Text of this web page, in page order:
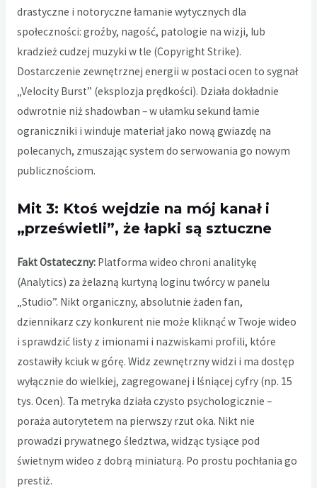
drastyczne i notoryczne łamanie wytycznych dla
społeczności: groźby, nagość, patologie na wizji, lub
kradzież cudzej muzyki w tle (Copyright Strike).
Dostarczenie zewnętrznej energii w postaci ocen to sygnał
„Velocity Burst” (eksplozja prędkości). Działa dokładnie
odwrotnie niż shadowban – w ułamku sekund łamie
ograniczniki i winduje materiał jako nową gwiazdę na
polecanych, zmuszając system do serwowania go nowym
publicznościom.
Mit 3: Ktoś wejdzie na mój kanał i
„prześwietli”, że łapki są sztuczne
Fakt Ostateczny:Platforma wideo chroni analitykę
(Analytics) za żelazną kurtyną loginu twórcy w panelu
„Studio”. Nikt organiczny, absolutnie żaden fan,
dziennikarz czy konkurent nie może kliknąć w Twoje wideo
i sprawdzić listy z imionami i nazwiskami profili, które
zostawiły kciuk w górę. Widz zewnętrzny widzi i ma dostęp
wyłącznie do wielkiej, zagregowanej i lśniącej cyfry (np. 15
tys. Ocen). Ta metryka działa czysto psychologicznie –
poraża autorytetem na pierwszy rzut oka. Nikt nie
prowadzi prywatnego śledztwa, widząc tysiące pod
świetnym wideo z dobrą miniaturą. Po prostu pochłania go
prestiż.